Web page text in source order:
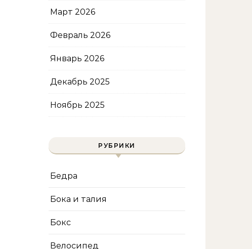
Март 2026
Февраль 2026
Январь 2026
Декабрь 2025
Ноябрь 2025
РУБРИКИ
Бедра
Бока и талия
Бокс
Велосипед